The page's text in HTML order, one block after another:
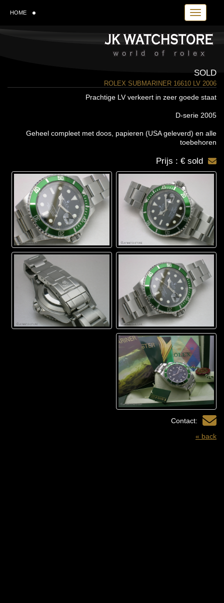
Toggle
HOME
SOLD
ROLEX SUBMARINER 16610 LV 2006
Prachtige LV verkeert in zeer goede staat
D-serie 2005
Geheel compleet met doos, papieren (USA geleverd) en alle
toebehoren
Prijs : € sold
Contact:
« back